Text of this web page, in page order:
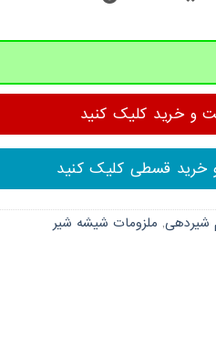
خرید کلیک کنید
قسطی کلیک کنید
شیردهی, ملزومات شیشه شیر